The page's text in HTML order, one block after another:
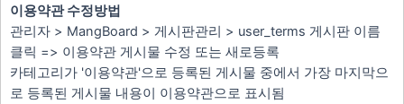
이용약관 수정방법
관리자 > MangBoard > 게시판관리 > user_terms 게시판 이름
클릭 => 이용약관 게시물 수정 또는 새로등록
카테고리가 '이용약관'으로 등록된 게시물 중에서 가장 마지막으
로 등록된 게시물 내용이 이용약관으로 표시됨